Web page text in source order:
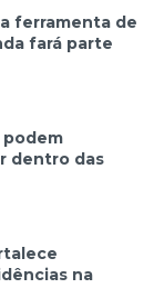
ferramenta de
fará parte
podem
dentro das
na